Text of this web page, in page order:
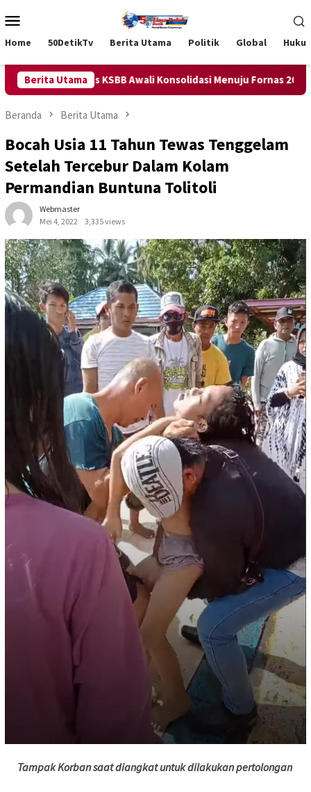
ke
Mobile
Home 50DetikTv Berita Utama Politik Global
Berita Utama
KSBB Awali Konsolidasi Menuju Fornas 2027
Beranda Berita Utama
Bocah Usia 11 Tahun Tewas Tenggelam
Setelah Tercebur Dalam Kolam
Permandian Buntuna Tolitoli
Webmaster
Mei 4, 2022
3,335 views
Tampak Korban saat diangkat untuk dilakukan pertolongan